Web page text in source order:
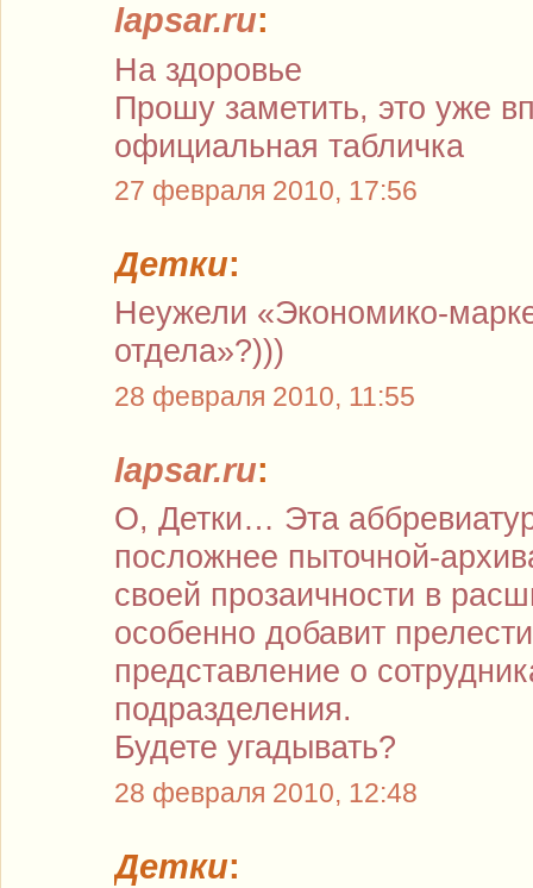
lapsar.ru:
На здоровье
Прошу заметить, это уже
официальная табличка
27 февраля 2010, 17:56
Детки:
Неужели «Экономико-
отдела»?)))
28 февраля 2010, 11:55
lapsar.ru:
О, Детки… Эта
посложнее пыточной-
своей прозаичности в
особенно добавит прелести
представление о
подразделения.
Будете угадывать?
28 февраля 2010, 12:48
Детки: